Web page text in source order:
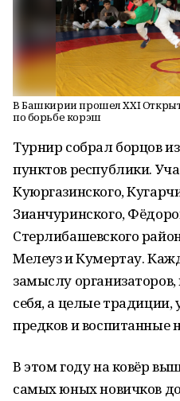
В Башкирии прошел XXI
по борьбе корэш
Турнир собрал борцов
пунктов республики.
Куюргазинского,
Зианчуринского,
Стерлибашевского
Мелеуз и Кумертау.
замыслу
себя, а целые традиции,
предков и воспитанные
В этом году на ковёр
самых юных новичков